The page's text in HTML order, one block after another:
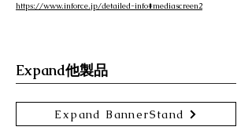
https://www.inforce.jp/detailed-info#mediascreen2
Expand他製品
Expand BannerStand